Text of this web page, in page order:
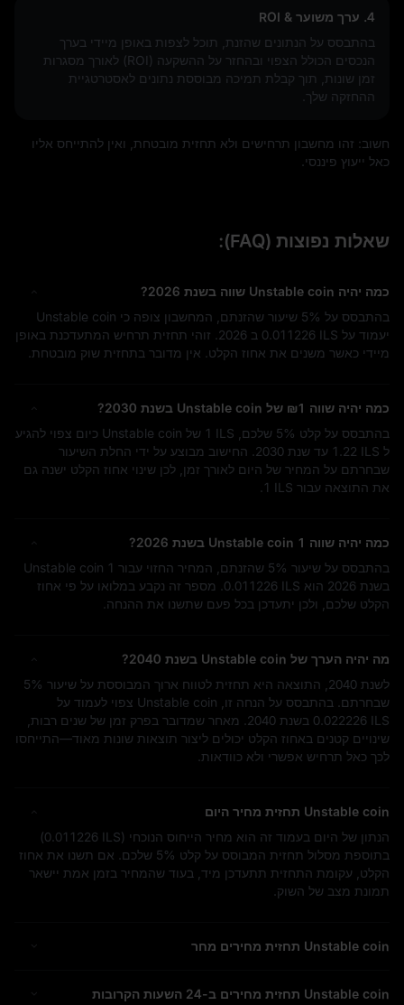
4. ערך משוער & ROI
בהתבסס על הנתונים שהזנת, תוכל לצפות באופן מיידי בערך
הנכסים הכולל הצפוי ובהחזר על ההשקעה (ROI) לאורך מסגרות
זמן שונות, תוך קבלת תמיכה מבוססת נתונים לאסטרטגיית
ההחזקה שלך.
חשוב: זהו מחשבון תרחישים ולא תחזית מובטחת, ואין להתייחס אליו
כאל ייעוץ פיננסי.
שאלות נפוצות (FAQ):
כמה יהיה Unstable coin שווה בשנת 2026?
בהתבסס על 5%
שיעור שהזנתם, המחשבון צופה כי Unstable coin
יעמוד על 0.011226 ILS
ב 2026. זוהי תחזית תרחיש המתעדכנת באופן
מיידי כאשר משנים את אחוז הקלט. אין מדובר בתחזית שוק מובטחת.
כמה יהיה שווה ₪1 של Unstable coin בשנת 2030?
בהתבסס על קלט 5% שלכם, 1 ILS
של Unstable coin כיום צפוי להגיע
ל 1.22 ILS
עד שנת 2030. החישוב מבוצע על ידי החלת השיעור
שבחרתם על המחיר של היום לאורך זמן, לכן שינוי אחוז הקלט ישנה גם
את התוצאה עבור 1 ILS
כמה יהיה שווה 1 Unstable coin בשנת 2026?
בהתבסס על שיעור 5%
שהזנתם, המחיר החזוי עבור 1 Unstable coin
בשנת 2026 הוא
0.011226 ILS . מספר זה נקבע במלואו על פי אחוז
הקלט שלכם, ולכן יתעדכן בכל פעם שתשנו את ההנחה.
מה יהיה הערך של Unstable coin בשנת 2040?
לשנת 2040, התוצאה היא תחזית לטווח ארוך המבוססת על שיעור
5%
שבחרתם. בהתבסס על הנחה זו, Unstable coin צפוי לעמוד על
0.022226 ILS
בשנת 2040. מאחר שמדובר בפרק זמן של שנים רבות,
שינויים קטנים באחוז הקלט יכולים ליצור תוצאות שונות מאוד—התייחסו
לכך כאל תרחיש אפשרי ולא כוודאות.
Unstable coin תחזית מחיר היום
הנתון של היום בעמוד זה הוא מחיר הייחוס הנוכחי (0.011226 ILS
)
בתוספת מסלול תחזית המבוסס על קלט 5% שלכם. אם תשנו את אחוז
הקלט, עקומת התחזית תתעדכן מיד, בעוד שהמחיר בזמן אמת יישאר
תמונת מצב של השוק.
Unstable coin תחזית מחירים מחר
Unstable coin תחזית מחירים ב-24 השעות הקרובות